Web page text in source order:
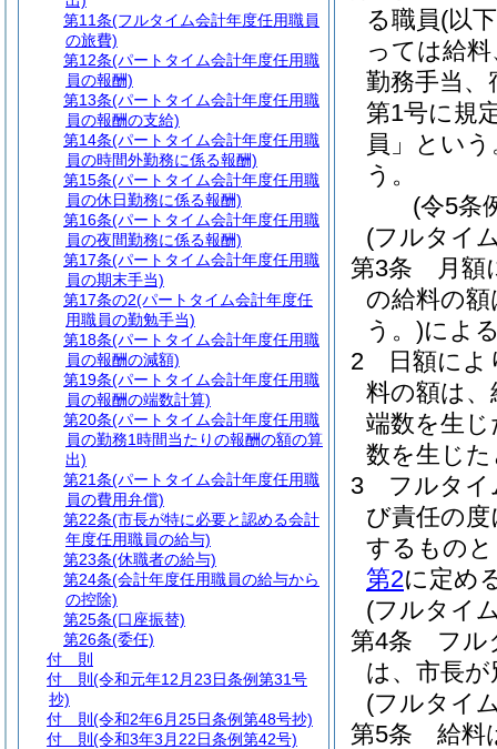
る職員(以
っては給
勤務手当、
第1号に規
員」という
う。
(令5条
(フルタイ
第3条
月額
の給料の額
う。)によ
2
日額に
料の額は
端数を生
数を生じ
3
フルタイ
び責任の
するもの
第2に定め
(フルタイ
第4条
フル
は、市長
(フルタイ
第5条
給料
第11条(フルタイム会計年度任用職員
の旅費)
第12条(パートタイム会計年度任用職
員の報酬)
第13条(パートタイム会計年度任用職
員の報酬の支給)
第14条(パートタイム会計年度任用職
員の時間外勤務に係る報酬)
第15条(パートタイム会計年度任用職
員の休日勤務に係る報酬)
第16条(パートタイム会計年度任用職
員の夜間勤務に係る報酬)
第17条(パートタイム会計年度任用職
員の期末手当)
第17条の2(パートタイム会計年度任
用職員の勤勉手当)
第18条(パートタイム会計年度任用職
員の報酬の減額)
第19条(パートタイム会計年度任用職
員の報酬の端数計算)
第20条(パートタイム会計年度任用職
員の勤務1時間当たりの報酬の額の算
出)
第21条(パートタイム会計年度任用職
員の費用弁償)
第22条(市長が特に必要と認める会計
年度任用職員の給与)
第23条(休職者の給与)
第24条(会計年度任用職員の給与から
の控除)
第25条(口座振替)
第26条(委任)
付 則
付 則 (令和元年12月23日条例第31号
抄)
付 則 (令和2年6月25日条例第48号抄)
付 則 (令和3年3月22日条例第42号)